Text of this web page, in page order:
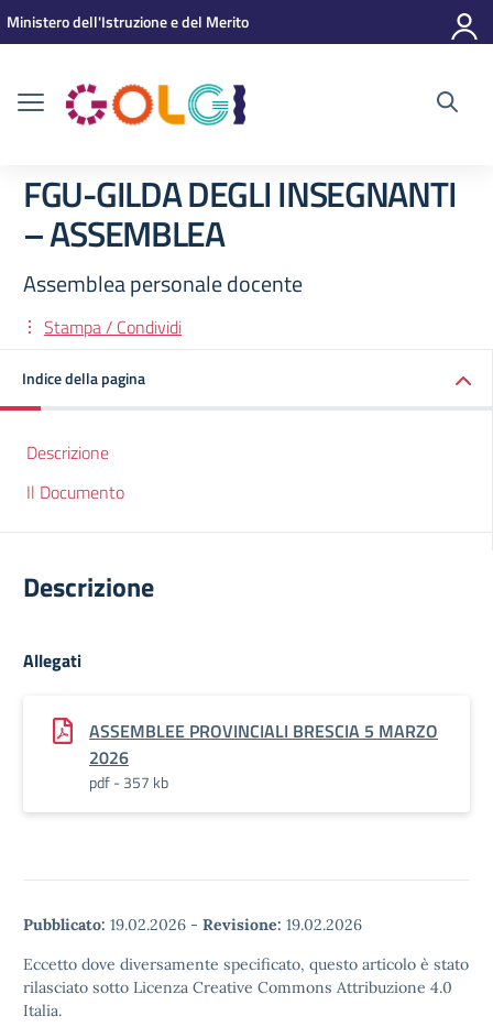
Vai ai contenuti
Vai al menu di navigazione
Vai al footer
Ministero dell'Istruzione e del Merito
FGU-GILDA DEGLI INSEGNANTI
– ASSEMBLEA
Assemblea personale docente
Stampa / Condividi
Indice della pagina
Descrizione
Il Documento
Descrizione
Allegati
ASSEMBLEE PROVINCIALI BRESCIA 5 MARZO
2026
pdf - 357 kb
Pubblicato: 19.02.2026 - Revisione: 19.02.2026
Eccetto dove diversamente specificato, questo articolo è stato
rilasciato sotto Licenza Creative Commons Attribuzione 4.0
Italia.